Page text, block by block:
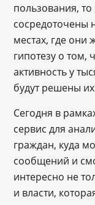
пользования,
сосредоточены
местах, где они
гипотезу о том,
активность у
будут решены
Сегодня в
сервис для
граждан, куда
сообщений и
интересно не
и власти,